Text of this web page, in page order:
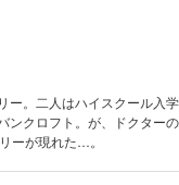
。二人はハイスクール入
クロフト。が、ドクター
ーが現れた…。